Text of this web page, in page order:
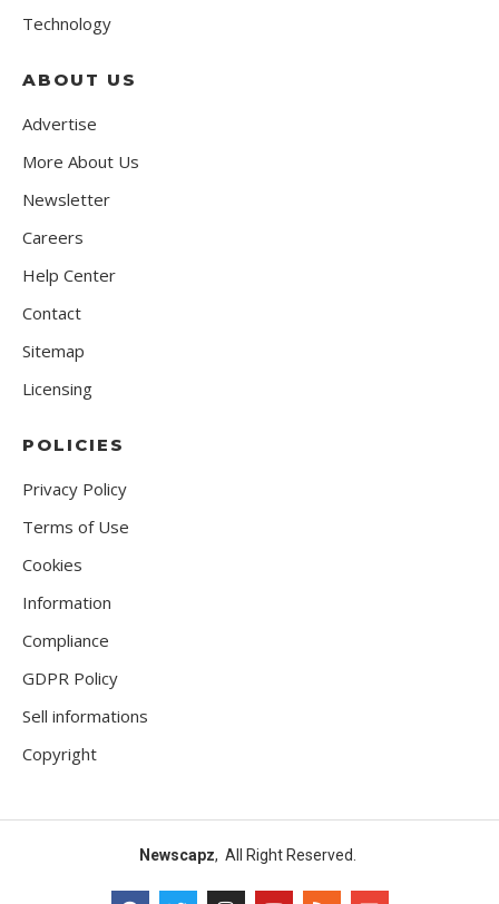
Technology
ABOUT US
Advertise
More About Us
Newsletter
Careers
Help Center
Contact
Sitemap
Licensing
POLICIES
Privacy Policy
Terms of Use
Cookies
Information
Compliance
GDPR Policy
Sell informations
Copyright
Newscapz, All Right Reserved.